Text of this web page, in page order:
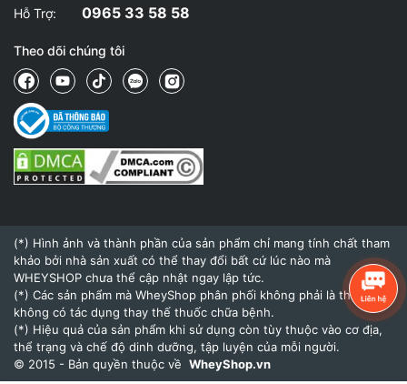
Hỗ Trợ: 0965 33 58 58
Theo dõi chúng tôi
(*) Hình ảnh và thành phần của sản phẩm chỉ mang tính chất tham
khảo bởi nhà sản xuất có thể thay đổi bất cứ lúc nào mà
WHEYSHOP chưa thể cập nhật ngay lập tức.
(*) Các sản phẩm mà WheyShop phân phối không phải là thuốc và
không có tác dụng thay thế thuốc chữa bệnh.
(*) Hiệu quả của sản phẩm khi sử dụng còn tùy thuộc vào cơ địa,
thể trạng và chế độ dinh dưỡng, tập luyện của mỗi người.
© 2015 - Bản quyền thuộc về WheyShop.vn